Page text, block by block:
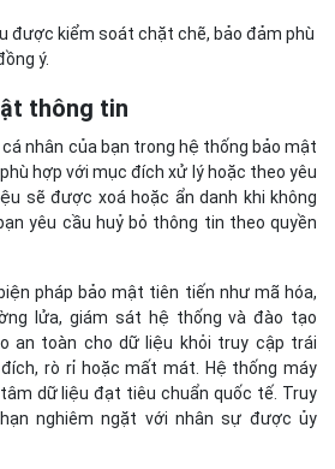
được kiểm soát chặt chẽ, bảo đảm phù
ý.
thông tin
nhân của bạn trong hệ thống bảo mật
hợp với mục đích xử lý hoặc theo yêu
sẽ được xoá hoặc ẩn danh khi không
yêu cầu huỷ bỏ thông tin theo quyền
pháp bảo mật tiên tiến như mã hóa,
lửa, giám sát hệ thống và đào tạo
an toàn cho dữ liệu khỏi truy cập trái
rò rỉ hoặc mất mát. Hệ thống máy
dữ liệu đạt tiêu chuẩn quốc tế. Truy
nghiêm ngặt với nhân sự được ủy